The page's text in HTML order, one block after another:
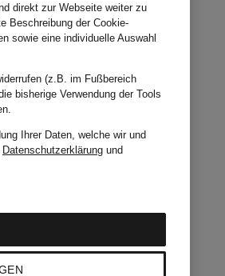
direkt zur Webseite weiter zu
Beschreibung der Cookie-
sowie eine individuelle Auswahl
(z.B. im Fußbereich
bisherige Verwendung der Tools
Ihrer Daten, welche wir und
Datenschutzerklärung und